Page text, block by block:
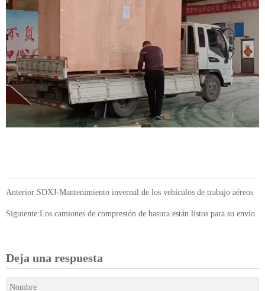
Anterior:SDXJ-Mantenimiento invernal de los vehículos de trabajo aéreos
Siguiente:Los camiones de compresión de basura están listos para su envío
Deja una respuesta